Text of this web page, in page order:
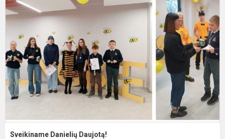
Sveikiname Danielių Daujotą!